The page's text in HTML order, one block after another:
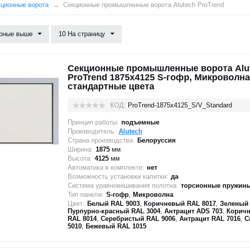
ворота Секционные промышленные ворота Alutech ProTrend
выше 10 На страницу
Секционные промышленные ворота
ProTrend 1875х4125 S-гофр, Микроволна
стандартные цвета
КОД: ProTrend-1875х4125_S/V_Standard
Принцип работы: подъемные
Производитель: Alutech
Страна производства: Белоруссия
Ширина: 1875мм
Высота: 4125мм
Автоматика в комплекте: нет
Возможность установки калитки: да
Система уравновешивания полотна: торсионные
Тип панели: S-гофр, Микроволна
Цвет: Белый RAL 9003, Коричневый RAL 8017, Зеленый
Пурпурно-красный RAL 3004, Антрацит ADS 703,
RAL 8014, Серебристый RAL 9006, Антрацит RAL 7016,
5010, Бежевый RAL 1015